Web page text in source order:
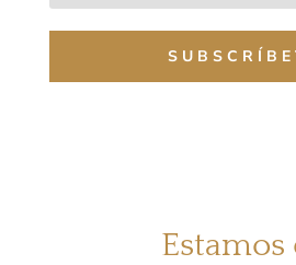
Estamos